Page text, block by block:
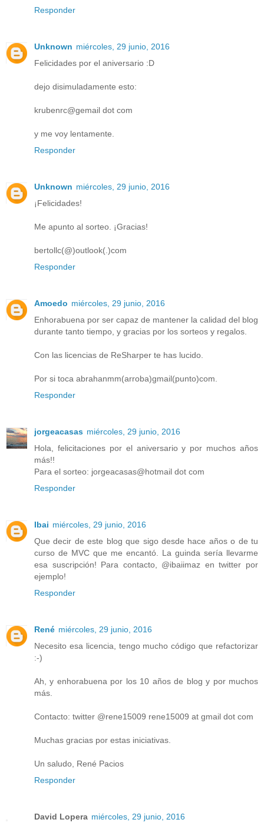
Responder
Unknown miércoles, 29 junio, 2016
Felicidades por el aniversario :D
dejo disimuladamente esto:
krubenrc@gemail dot com
y me voy lentamente.
Responder
Unknown miércoles, 29 junio, 2016
¡Felicidades!
Me apunto al sorteo. ¡Gracias!
bertollc(@)outlook(.)com
Responder
Amoedo miércoles, 29 junio, 2016
Enhorabuena por ser capaz de mantener la calidad del blog
durante tanto tiempo, y gracias por los sorteos y regalos.
Con las licencias de ReSharper te has lucido.
Por si toca abrahanmm(arroba)gmail(punto)com.
Responder
jorgeacasas miércoles, 29 junio, 2016
Hola, felicitaciones por el aniversario y por muchos años
más!!
Para el sorteo: jorgeacasas@hotmail dot com
Responder
Ibai miércoles, 29 junio, 2016
Que decir de este blog que sigo desde hace años o de tu
curso de MVC que me encantó. La guinda sería llevarme
esa suscripción! Para contacto, @ibaiimaz en twitter por
ejemplo!
Responder
René miércoles, 29 junio, 2016
Necesito esa licencia, tengo mucho código que refactorizar
:-)
Ah, y enhorabuena por los 10 años de blog y por muchos
más.
Contacto: twitter @rene15009 rene15009 at gmail dot com
Muchas gracias por estas iniciativas.
Un saludo, René Pacios
Responder
David Lopera miércoles, 29 junio, 2016